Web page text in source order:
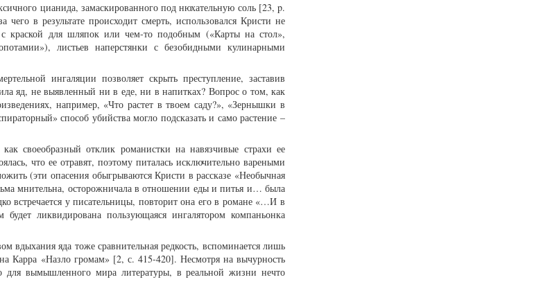
цианида, замаскированного под нюхательную соль [23, p.
в результате происходит смерть, использовался Кристи не
краской для шляпок или чем-то подобным («Карты на стол»,
листьев наперстянки с безобидными кулинарными
ингаляции позволяет скрыть преступление, заставив
яд, не выявленный ни в еде, ни в напитках? Вопрос о том, как
например, «Что растет в твоем саду?», «Зернышки в
способ убийства могло подсказать и само растение –
своеобразный отклик романистки на навязчивые страхи ее
что ее отравят, поэтому питалась исключительно вареными
(эти опасения обыгрываются Кристи в рассказе «Необычная
мнительна, осторожничала в отношении еды и питья и… была
встречается у писательницы, повторит она его в романе «…И в
ликвидирована пользующаяся ингалятором компаньонка
вдыхания яда тоже сравнительная редкость, вспоминается лишь
Карра «Назло громам» [2, с. 415-420]. Несмотря на вычурность
для вымышленного мира литературы, в реальной жизни нечто